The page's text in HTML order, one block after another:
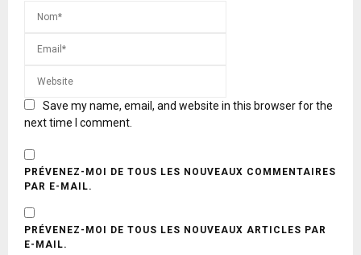
Save my name, email, and website in this browser for the
next time I comment.
PRÉVENEZ-MOI DE TOUS LES NOUVEAUX COMMENTAIRES
PAR E-MAIL.
PRÉVENEZ-MOI DE TOUS LES NOUVEAUX ARTICLES PAR
E-MAIL.